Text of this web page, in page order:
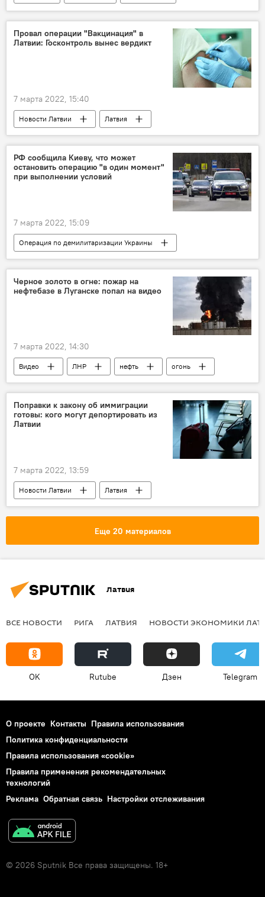
эвакуация
Провал операции "Вакцинация" в
Латвии: Госконтроль вынес вердикт
7 марта 2022, 15:40
Новости Латвии
Латвия
коронавирус
вакцина
Минздрав Латвии
РФ сообщила Киеву, что может
остановить операцию "в один момент"
при выполнении условий
7 марта 2022, 15:09
Операция по демилитаризации Украины
Новости России
Дмитрий Песков
Черное золото в огне: пожар на
нефтебазе в Луганске попал на видео
7 марта 2022, 14:30
Видео ЛНР нефть огонь
Поправки к закону об иммиграции
готовы: кого могут депортировать из
Латвии
7 марта 2022, 13:59
Новости Латвии
Латвия
националисты
депортация
Еще 20 материалов
Латвия
ВСЕ НОВОСТИ РИГА ЛАТВИЯ НОВОСТИ ЭКОНОМИКИ
OK Rutube Дзен Telegram
О проекте Контакты Правила использования
Политика конфиденциальности
Правила использования «cookie»
Правила применения рекомендательных
технологий
Реклама Обратная связь Настройки отслеживания
© 2026 Sputnik Все права защищены. 18+